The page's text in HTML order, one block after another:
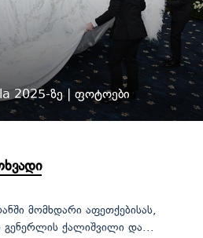
2025-ზე | ფოტოები
მომხდარი აფეთქებისას,
გენერლის ქალიშვილი და...